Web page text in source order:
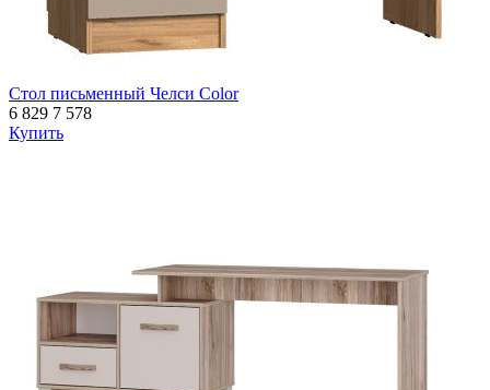
Стол письменный Челси Color
6 829 7 578
Купить